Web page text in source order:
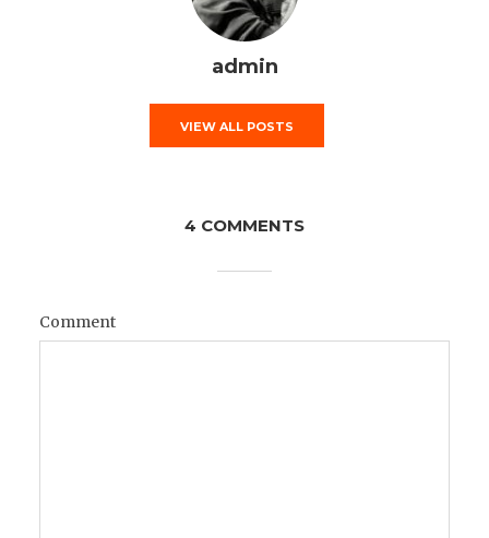
admin
VIEW ALL POSTS
4 COMMENTS
Comment